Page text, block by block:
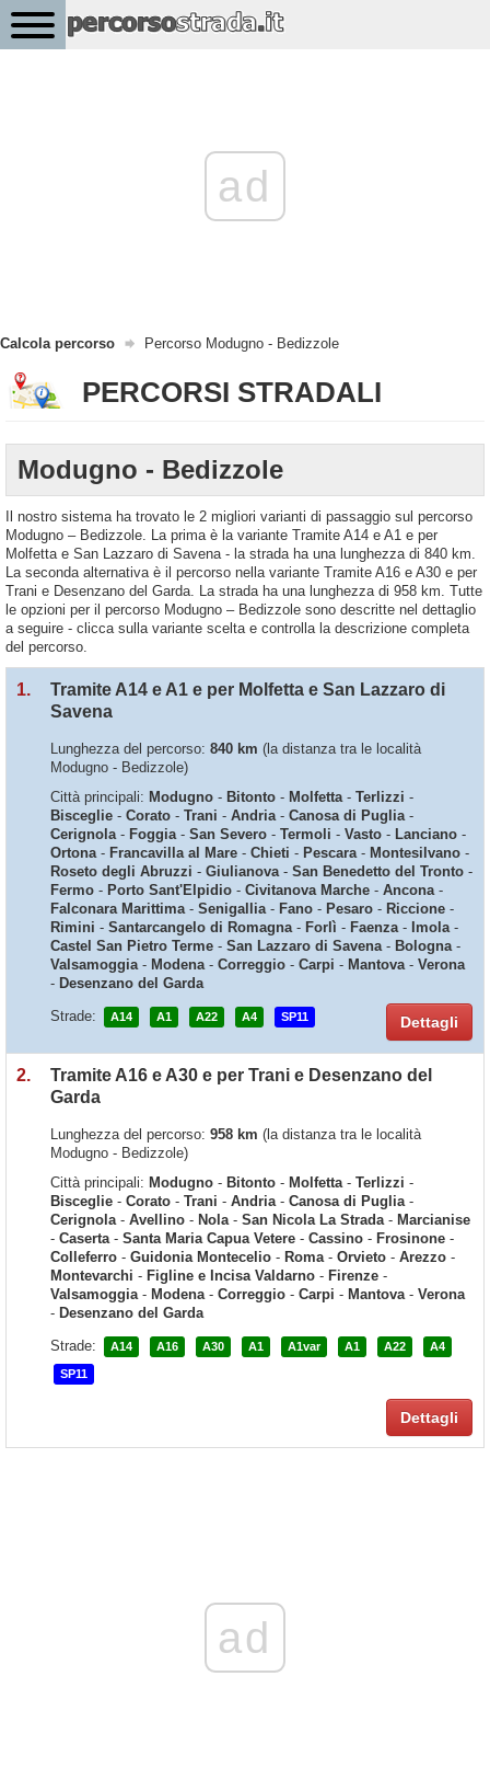
ad
Calcola percorso Percorso Modugno - Bedizzole
PERCORSI STRADALI
Modugno - Bedizzole
Il nostro sistema ha trovato le 2 migliori varianti di passaggio sul percorso
Modugno – Bedizzole. La prima è la variante Tramite A14 e A1 e per
Molfetta e San Lazzaro di Savena - la strada ha una lunghezza di 840 km.
La seconda alternativa è il percorso nella variante Tramite A16 e A30 e per
Trani e Desenzano del Garda. La strada ha una lunghezza di 958 km. Tutte
le opzioni per il percorso Modugno – Bedizzole sono descritte nel dettaglio
a seguire - clicca sulla variante scelta e controlla la descrizione completa
del percorso.
1.
Tramite A14 e A1 e per Molfetta e San Lazzaro di
Savena
Lunghezza del percorso: 840 km (la distanza tra le località
Modugno - Bedizzole)
Città principali: Modugno - Bitonto - Molfetta- Terlizzi -
Bisceglie - Corato - Trani - Andria- Canosa di Puglia-
Cerignola- Foggia- San Severo - Termoli - Vasto - Lanciano -
Ortona- Francavilla al Mare - Chieti - Pescara- Montesilvano -
Roseto degli Abruzzi - Giulianova- San Benedetto del Tronto -
Fermo - Porto Sant'Elpidio - Civitanova Marche - Ancona-
Falconara Marittima- Senigallia- Fano - Pesaro - Riccione -
Rimini - Santarcangelo di Romagna- Forlì - Faenza- Imola-
Castel San Pietro Terme - San Lazzaro di Savena- Bologna-
Valsamoggia- Modena- Correggio - Carpi - Mantova- Verona
- Desenzano del Garda
Strade:
A14 A1 A22 A4 SP11 Dettagli
2.
Tramite A16 e A30 e per Trani e Desenzano del
Garda
Lunghezza del percorso: 958 km (la distanza tra le località
Modugno - Bedizzole)
Città principali: Modugno - Bitonto - Molfetta- Terlizzi -
Bisceglie - Corato - Trani - Andria- Canosa di Puglia-
Cerignola- Avellino - Nola- San Nicola La Strada- Marcianise
- Caserta- Santa Maria Capua Vetere - Cassino - Frosinone -
Colleferro - Guidonia Montecelio - Roma- Orvieto - Arezzo -
Montevarchi - Figline e Incisa Valdarno - Firenze -
Valsamoggia- Modena- Correggio - Carpi - Mantova- Verona
- Desenzano del Garda
Strade:
A14 A16 A30 A1 A1var A1 A22 A4
SP11
Dettagli
ad